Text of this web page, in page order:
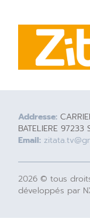
Addresse:
BATELIERE 97233
Email:
2026 © tous
développés par